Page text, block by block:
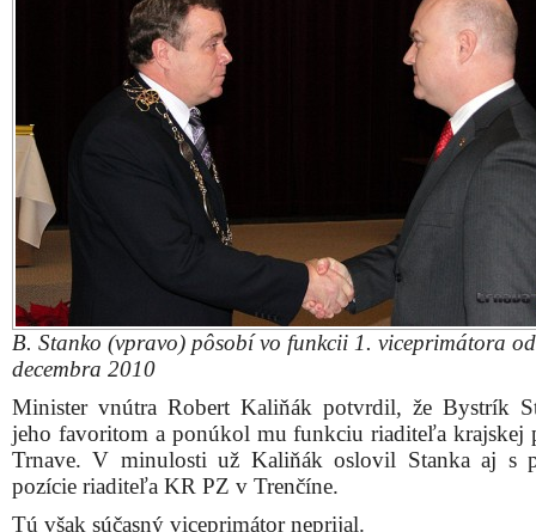
B. Stanko (vpravo) pôsobí vo funkcii 1. viceprimátora
decembra 2010
Minister vnútra Robert Kaliňák potvrdil, že Bystrík
jeho favoritom a ponúkol mu funkciu riaditeľa krajskej
Trnave. V minulosti už Kaliňák oslovil Stanka aj s
pozície riaditeľa KR PZ v Trenčíne.
Tú však súčasný viceprimátor neprijal.